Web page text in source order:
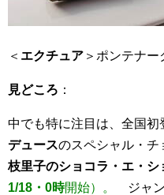
＜ エクチュア ＞ポンテナー
見どころ ：
中でも特に注目は、全国初
デュースのスペシャル・チ
枝里子のショコラ・エ・シ
1/18・0時開始）。
ジャ